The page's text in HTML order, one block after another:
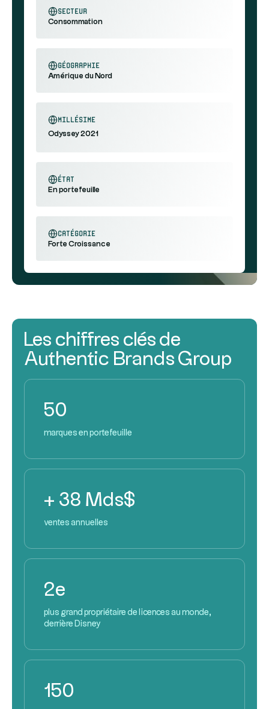
secteur
Consommation
géographie
Amérique du Nord
millésime
Odyssey 2021
état
En portefeuille
catégorie
Forte Croissance
Les chiffres clés de
Authentic Brands Group
50
marques en portefeuille
+ 38 Mds$
ventes annuelles
2e
plus grand propriétaire de licences au monde,
derrière Disney
150